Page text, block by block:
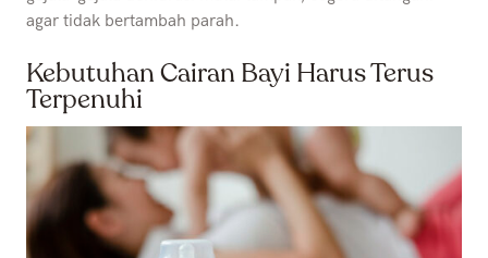
agar tidak bertambah parah.
Kebutuhan Cairan Bayi Harus Terus
Terpenuhi